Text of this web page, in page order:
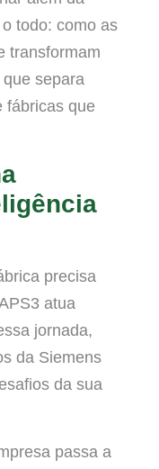
todo: como as
transformam
separa
fábricas que
precisa
atua
jornada,
da Siemens
da sua
passa a